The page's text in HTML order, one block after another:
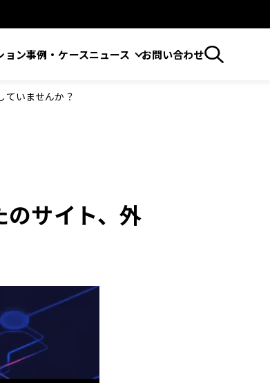
ョン事例・ケースニュース お問い合わせ
いませんか？
サイト、外